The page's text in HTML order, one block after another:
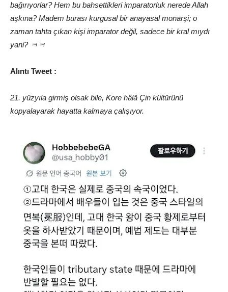
bağırıyorlar? Hem bu bahsettikleri imparatorluk nerede Allah
aşkına? Madem burası kurgusal bir anayasal monarşi; o
zaman tahta çıkan kişi imparator değil, sadece bir kral mıydı
yani? ㅋㅋ
Alıntı Tweet :
21. yüzyıla girmiş olsak bile, Kore hâlâ Çin kültürünü
kopyalayarak hayatta kalmaya çalışıyor.